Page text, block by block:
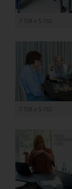
7 728 x 5 152
7 728 x 5 152